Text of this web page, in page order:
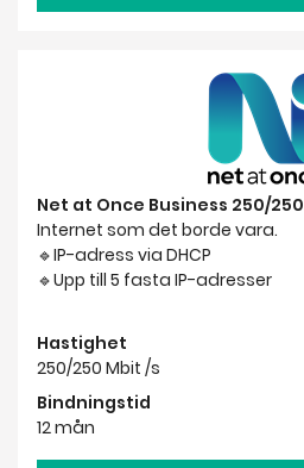
Net at Once Business 250/250
Internet som det borde vara.
🔹IP-adress via DHCP
🔹Upp till 5 fasta IP-adresser
Hastighet
250/250 Mbit /s
Bindningstid
12 mån